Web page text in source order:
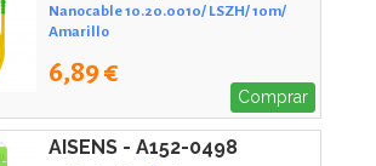
Nanocable 10.20.0010/ LSZH/ 10m/
Amarillo
6,89 €
Comprar
AISENS - A152-0498